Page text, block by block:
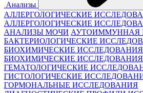
Анализы
АЛЛЕРГОЛОГИЧЕСКИЕ
АЛЛЕРГОЛОГИЧЕСКИЕ
АНАЛИЗЫ МОЧИ АУТОИММУННАЯ
БАКТЕРИОЛОГИЧЕСКИЕ
БИОХИМИЧЕСКИЕ
БИОХИМИЧЕСКИЕ
ГЕМАТОЛОГИЧЕСКИЕ
ГИСТОЛОГИЧЕСКИЕ
ГОРМОНАЛЬНЫЕ ИССЛЕДОВАНИЯ